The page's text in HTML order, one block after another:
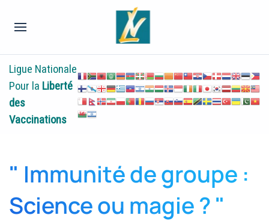
Ligue Nationale
Pour la Liberté
des
Vaccinations
" Immunité de groupe :
Science ou magie ? "